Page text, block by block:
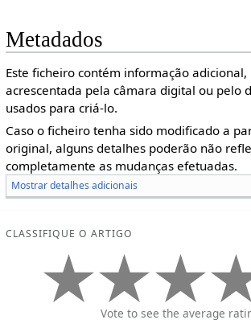
Metadados
Este ficheiro contém informação
acrescentada pela câmara digital ou pelo
usados para criá-lo.
Caso o ficheiro tenha sido modificado a
original, alguns detalhes poderão não
completamente as mudanças efetuadas.
Mostrar detalhes adicionais
CLASSIFIQUE O ARTIGO
Vote to see the average